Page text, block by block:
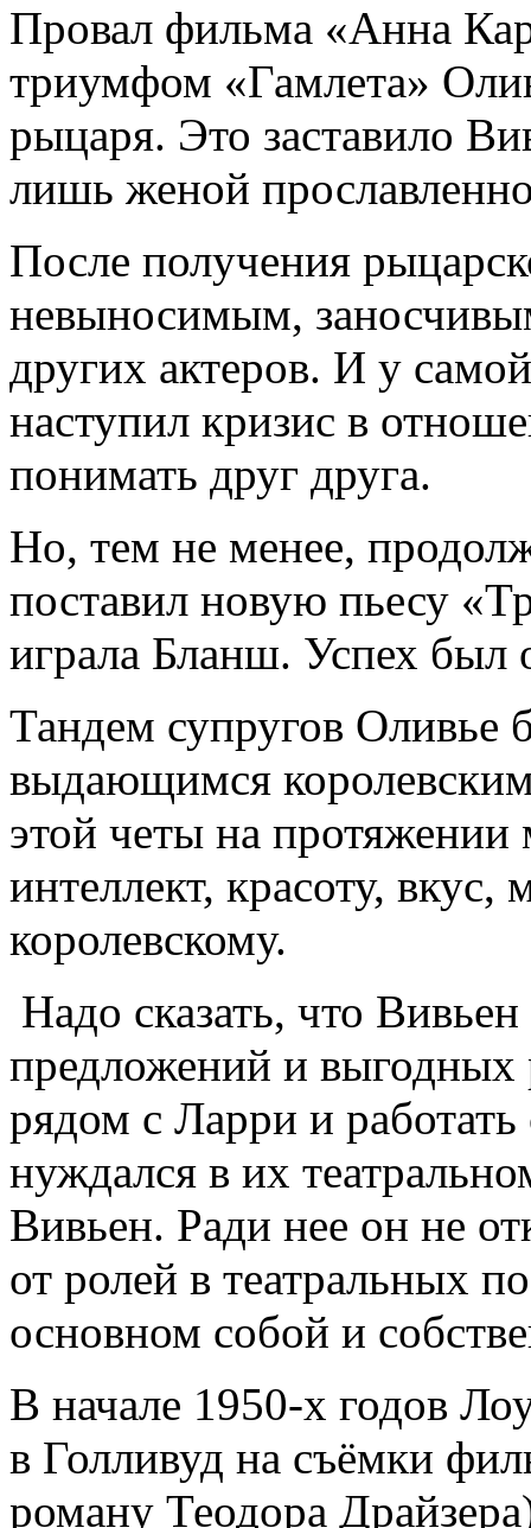
Провал фильма «Анна
триумфом «Гамлета»
рыцаря. Это заставило
лишь женой
После получения
невыносимым,
других актеров. И у
наступил кризис в
понимать друг друга.
Но, тем не менее,
поставил новую пьесу
играла Бланш. Успех был
Тандем супругов Оливье
выдающимся
этой четы на протяжении
интеллект, красоту, вкус,
королевскому.
Надо сказать, что
предложений и выгодных
рядом с Ларри и
нуждался в их
Вивьен. Ради нее он не
от ролей в театральных
основном собой и
В начале 1950-х годов
в Голливуд на съёмки
роману Теодора